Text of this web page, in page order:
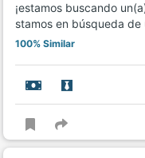
¡estamos buscando
stamos en búsqueda
100% Similar